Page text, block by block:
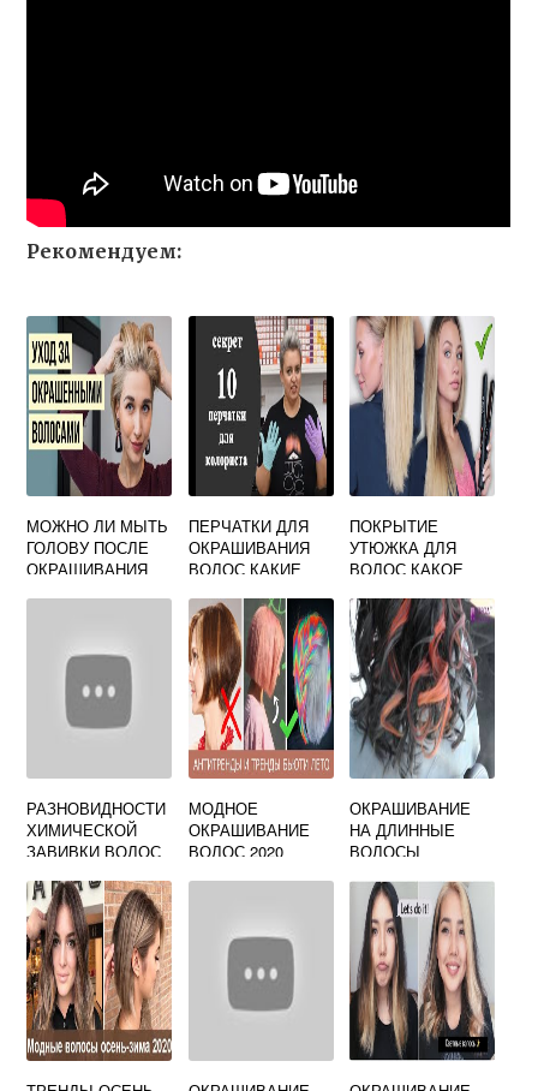
Рекомендуем:
МОЖНО ЛИ МЫТЬ
ГОЛОВУ ПОСЛЕ
ОКРАШИВАНИЯ
ПЕРЧАТКИ ДЛЯ
ОКРАШИВАНИЯ
ВОЛОС КАКИЕ
ПОКРЫТИЕ
УТЮЖКА ДЛЯ
ВОЛОС КАКОЕ
РАЗНОВИДНОСТИ
ХИМИЧЕСКОЙ
ЗАВИВКИ ВОЛОС
МОДНОЕ
ОКРАШИВАНИЕ
ВОЛОС 2020
ОКРАШИВАНИЕ
НА ДЛИННЫЕ
ВОЛОСЫ